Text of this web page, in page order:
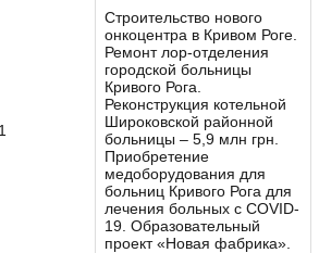
Строительство нового
онкоцентра в Кривом Роге.
Ремонт лор-отделения
городской больницы
Кривого Рога.
Реконструкция котельной
Широковской районной
больницы – 5,9 млн грн.
Приобретение
медоборудования для
больниц Кривого Рога для
лечения больных с COVID-
19. Образовательный
проект «Новая фабрика».